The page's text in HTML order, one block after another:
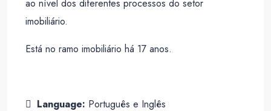
ao nível dos diferentes processos do setor
imobiliário.
Está no ramo imobiliário há 17 anos.
Language: Português e Inglês